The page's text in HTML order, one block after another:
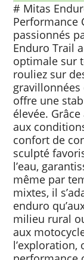
# Mitas
Performance
passionnés
Enduro Trail
optimale sur
rouliez sur
offre une
élevée.
aux
confort de
sculpté
l’eau,
même par
mixtes, il
enduro
milieu rural
aux